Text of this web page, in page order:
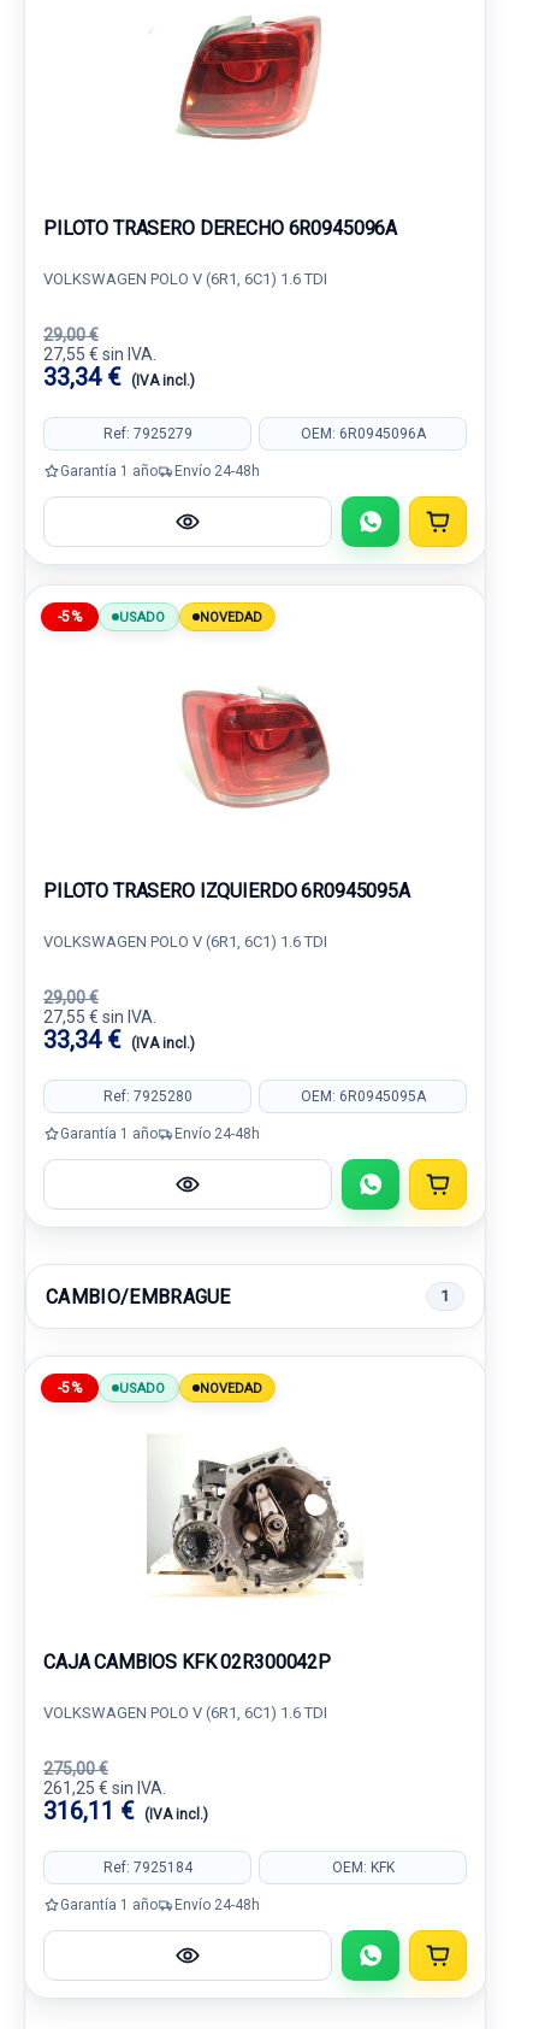
PILOTO TRASERO DERECHO 6R0945096A
VOLKSWAGEN POLO V (6R1, 6C1) 1.6 TDI
29,00 €
27,55 € sin IVA.
33,34 € (IVA incl.)
Ref: 7925279 OEM: 6R0945096A
Garantía 1 año Envío 24-48h
-5% USADO NOVEDAD
PILOTO TRASERO IZQUIERDO 6R0945095A
VOLKSWAGEN POLO V (6R1, 6C1) 1.6 TDI
29,00 €
27,55 € sin IVA.
33,34 € (IVA incl.)
Ref: 7925280 OEM: 6R0945095A
Garantía 1 año Envío 24-48h
CAMBIO/EMBRAGUE 1
-5% USADO NOVEDAD
CAJA CAMBIOS KFK 02R300042P
VOLKSWAGEN POLO V (6R1, 6C1) 1.6 TDI
275,00 €
261,25 € sin IVA.
316,11 € (IVA incl.)
Ref: 7925184 OEM: KFK
Garantía 1 año Envío 24-48h